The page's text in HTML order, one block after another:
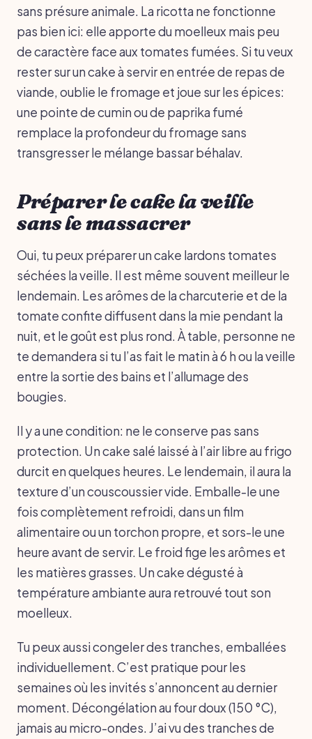
sans présure animale. La ricotta ne fonctionne
pas bien ici: elle apporte du moelleux mais peu
de caractère face aux tomates fumées. Si tu veux
rester sur un cake à servir en entrée de repas de
viande, oublie le fromage et joue sur les épices:
une pointe de cumin ou de paprika fumé
remplace la profondeur du fromage sans
transgresser le mélange bassar béhalav.
Préparer le cake la veille
sans le massacrer
Oui, tu peux préparer un cake lardons tomates
séchées la veille. Il est même souvent meilleur le
lendemain. Les arômes de la charcuterie et de la
tomate confite diffusent dans la mie pendant la
nuit, et le goût est plus rond. À table, personne ne
te demandera si tu l’as fait le matin à 6 h ou la veille
entre la sortie des bains et l’allumage des
bougies.
Il y a une condition: ne le conserve pas sans
protection. Un cake salé laissé à l’air libre au frigo
durcit en quelques heures. Le lendemain, il aura la
texture d’un couscoussier vide. Emballe-le une
fois complètement refroidi, dans un film
alimentaire ou un torchon propre, et sors-le une
heure avant de servir. Le froid fige les arômes et
les matières grasses. Un cake dégusté à
température ambiante aura retrouvé tout son
moelleux.
Tu peux aussi congeler des tranches, emballées
individuellement. C’est pratique pour les
semaines où les invités s’annoncent au dernier
moment. Décongélation au four doux (150 °C),
jamais au micro-ondes. J’ai vu des tranches de